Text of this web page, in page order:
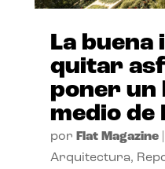
La buena
quitar
poner un
medio de
por Flat Magazine|
Arquitectura,